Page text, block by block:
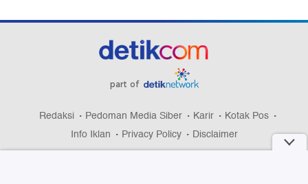
part of
Redaksi Pedoman Media Siber Karir
Kotak Pos
Info Iklan
Privacy Policy Disclaimer